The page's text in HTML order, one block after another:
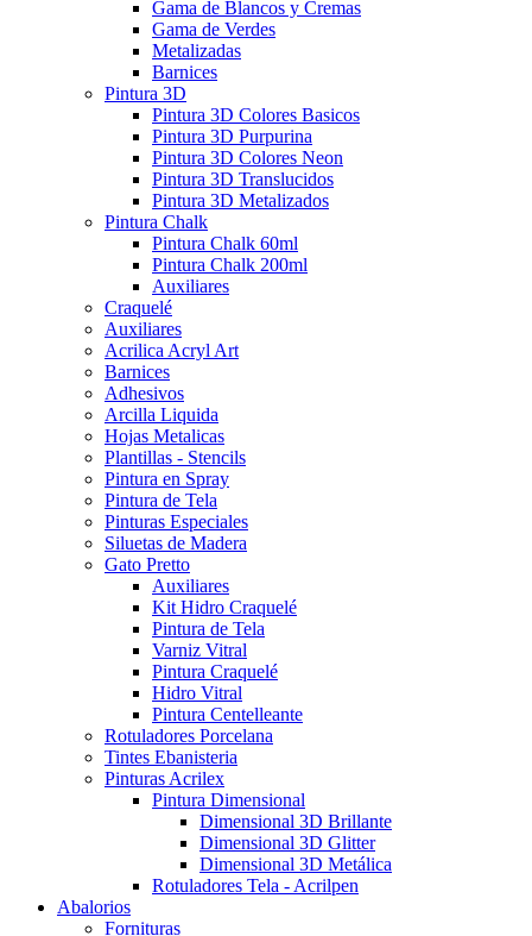
Gama de Blancos y Cremas
Gama de Verdes
Metalizadas
Barnices
Pintura 3D
Pintura 3D Colores Basicos
Pintura 3D Purpurina
Pintura 3D Colores Neon
Pintura 3D Translucidos
Pintura 3D Metalizados
Pintura Chalk
Pintura Chalk 60ml
Pintura Chalk 200ml
Auxiliares
Craquelé
Auxiliares
Acrilica Acryl Art
Barnices
Adhesivos
Arcilla Liquida
Hojas Metalicas
Plantillas - Stencils
Pintura en Spray
Pintura de Tela
Pinturas Especiales
Siluetas de Madera
Gato Pretto
Auxiliares
Kit Hidro Craquelé
Pintura de Tela
Varniz Vitral
Pintura Craquelé
Hidro Vitral
Pintura Centelleante
Rotuladores Porcelana
Tintes Ebanisteria
Pinturas Acrilex
Pintura Dimensional
Dimensional 3D Brillante
Dimensional 3D Glitter
Dimensional 3D Metálica
Rotuladores Tela - Acrilpen
Abalorios
Fornituras